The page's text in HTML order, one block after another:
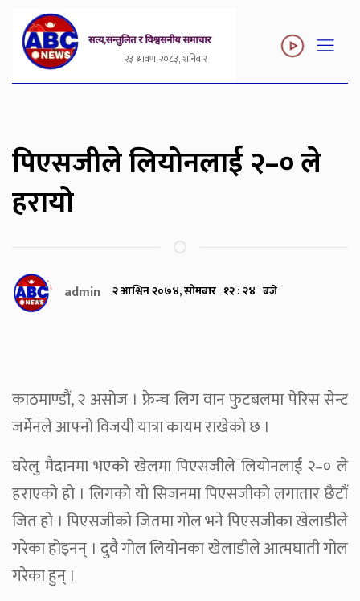
२३ श्रावण २०८३, शनिबार
पिएसजीले लियोनलाई २–० ले
हरायो
admin २ आश्विन २०७४, सोमबार १२ : २४ बजे
काठमाण्डौं, २ असोज । फ्रेन्च लिग वान फुटबलमा पेरिस सेन्ट
जर्मेनले आफ्नो विजयी यात्रा कायम राखेको छ ।
घरेलु मैदानमा भएको खेलमा पिएसजीले लियोनलाई २–० ले
हराएको हो । लिगको यो सिजनमा पिएसजीको लगातार छैटौं
जित हो । पिएसजीको जितमा गोल भने पिएसजीका खेलाडीले
गरेका होइनन् । दुवै गोल लियोनका खेलाडीले आत्मघाती गोल
गरेका हुन् ।